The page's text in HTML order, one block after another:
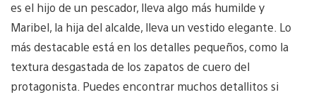
es el hijo de un pescador, lleva algo más humilde y
Maribel, la hija del alcalde, lleva un vestido elegante. Lo
más destacable está en los detalles pequeños, como la
textura desgastada de los zapatos de cuero del
protagonista. Puedes encontrar muchos detallitos si